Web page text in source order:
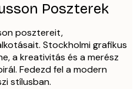
Poszterek
posztereit,
Stockholmi grafikus
a kreativitás és a merész
Fedezd fel a modern
stílusban.